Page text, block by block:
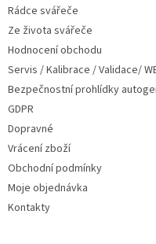
Rádce svářeče
Ze života svářeče
Hodnocení obchodu
Servis / Kalibrace / Validace/
Bezpečnostní prohlídky
GDPR
Dopravné
Vrácení zboží
Obchodní podmínky
Moje objednávka
Kontakty